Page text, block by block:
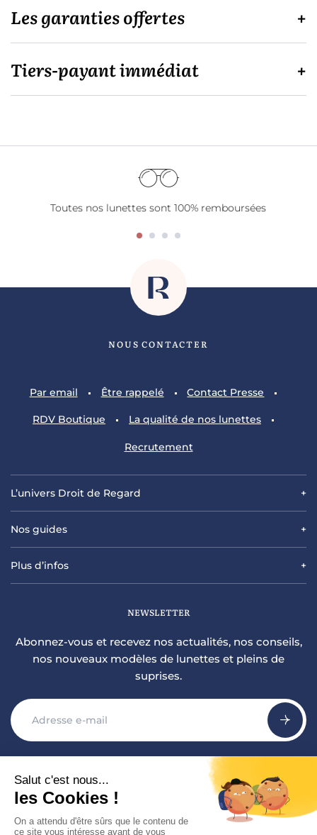
Les garanties offertes
Tiers-payant immédiat
Toutes nos lunettes sont 100% remboursées
NOUS CONTACTER
Par email Être rappelé Contact Presse
RDV Boutique La qualité de nos lunettes
Recrutement
L’univers Droit de Regard
Nos guides
Plus d’infos
NEWSLETTER
Abonnez-vous et recevez nos actualités, nos conseils,
nos nouveaux modèles de lunettes et pleins de
suprises.